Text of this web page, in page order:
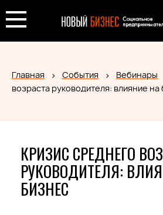
Главная События Вебинары
возраста руководителя: влияние на
КРИЗИС СРЕДНЕГО
РУКОВОДИТЕЛЯ:
БИЗНЕС